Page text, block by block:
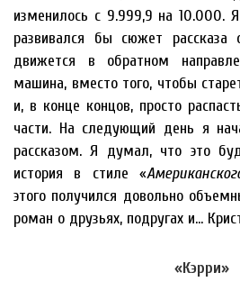
изменилось с 9.999,9 на 10.000.
развивался бы сюжет рассказа
движется в обратном
машина, вместо того, чтобы
и, в конце концов, просто
части. На следующий день я
рассказом. Я думал, что это
история в стиле «
этого получился довольно
роман о друзьях, подругах и…
«Кэрри»